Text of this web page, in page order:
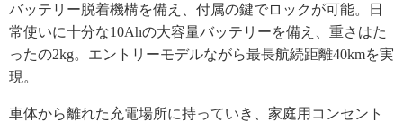
バッテリー脱着機構を備え、付属の鍵でロックが可能。日
常使いに十分な10Ahの大容量バッテリーを備え、重さはた
ったの2kg。エントリーモデルながら最長航続距離40kmを実
現。
車体から離れた充電場所に持っていき、家庭用コンセント